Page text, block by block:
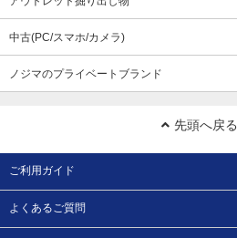
中古(PC/スマホ/カメラ)
ノジマのプライベートブランド
先頭へ戻る
ご利用ガイド
よくあるご質問